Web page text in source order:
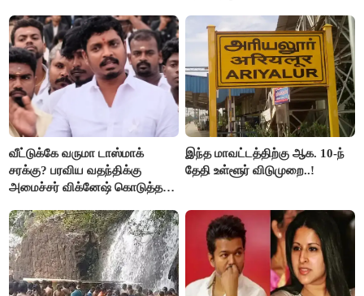
வீட்டுக்கே வருமா டாஸ்மாக்
சரக்கு? பரவிய வதந்திக்கு
அமைச்சர் விக்னேஷ் கொடுத்த
இந்த மாவட்டத்திற்கு ஆக. 10-ந்
தேதி உள்ளூர் விடுமுறை..!